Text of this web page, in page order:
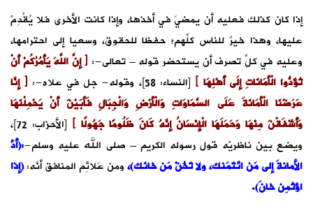
إذا كان كذلك فعليه أن يمضيَ في أخذها، وإذا كانت الأخرى فلا يُقْدِمْ
عليها، وهذا خيرٌ للناس كلِّهم؛ حفظا للحقوق، وسعيا إلى احترامها،
وعليه في كلِّ تصرف أن يستحضر قوله – تعالى-:﴿ إِنَّ اللَّهَ يَأْمُرُكُمْ أَنْ
تُؤَدُّوا الْأَمَانَاتِ إِلَى أَهْلِهَا ﴾ [النساء: 58]، وقوله- جل في علاه-:
﴿ إِنَّا
عَرَضْنَا الْأَمَانَةَ عَلَى السَّمَاوَاتِ وَالْأَرْضِ وَالْجِبَالِ فَأَبَيْنَ أَنْ يَحْمِلْنَهَا
وَأَشْفَقْنَ مِنْهَا وَحَمَلَهَا الْإِنْسَانُ إِنَّهُ كَانَ ظَلُومًا جَهُولًا ﴾
[الأحزاب: 72]،
ويضع بين ناظريْه قول رسوله الكريم – صلى الله عليه وسلم-:(أَدِّ
الأمانةَ إلى مَن ائتَمَنك، ولا تَخُنْ مَن خانَك)،ومن عَلائِم المنافق أنَّه:(إذا
اؤتُمِن خانَ).